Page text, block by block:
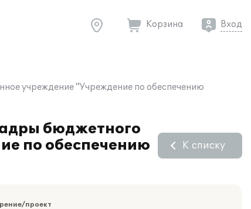
Корзина Вход
учреждение "Учреждение по обеспечению
бюджетного
по обеспечению
К списку
проект